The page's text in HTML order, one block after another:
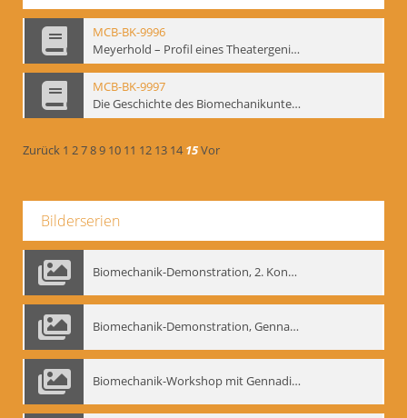
MCB-BK-9996
Meyerhold – Profil eines Theatergenies. Vortrag. Arbeitsdemonstration - interne Signatur: BM-prt-203
MCB-BK-9997
Die Geschichte des Biomechanikunterrichts im Theater der Satire - interne Signatur: BM-prt-204
Zurück 1 2789 10 11 12 13 14 15Vor
Bilderserien
Biomechanik-Demonstration, 2. Kongress der EMF, Mai 1995
Biomechanik-Demonstration, Gennadij Bogdanow im Berliner Ensemble, 04.10.1991
Biomechanik-Workshop mit Gennadij Nikolajewitsch Bogdanow im Mime Centrum Berlin, 1991